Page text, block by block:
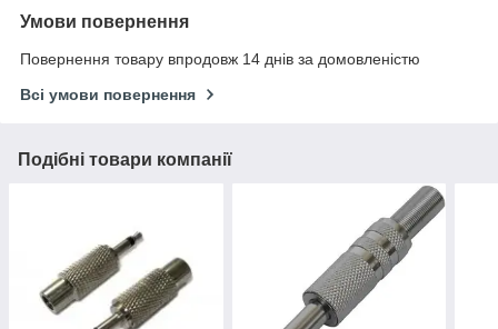
Умови повернення
Повернення товару впродовж 14 днів за домовленістю
Всі умови повернення
Подібні товари компанії